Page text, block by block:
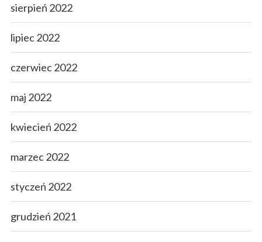
sierpień 2022
lipiec 2022
czerwiec 2022
maj 2022
kwiecień 2022
marzec 2022
styczeń 2022
grudzień 2021